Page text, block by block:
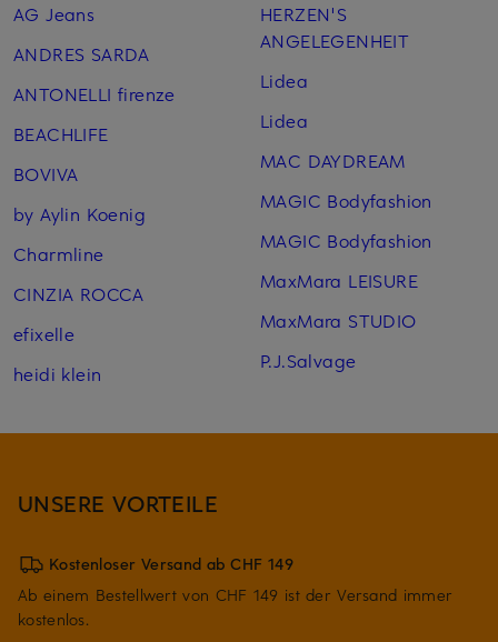
AG Jeans
ANDRES SARDA
ANTONELLI firenze
BEACHLIFE
BOVIVA
by Aylin Koenig
Charmline
CINZIA ROCCA
efixelle
heidi klein
HERZEN'S
ANGELEGENHEIT
Lidea
Lidea
MAC DAYDREAM
MAGIC Bodyfashion
MAGIC Bodyfashion
MaxMara LEISURE
MaxMara STUDIO
P.J.Salvage
UNSERE VORTEILE
Kostenloser Versand ab CHF 149
Ab einem Bestellwert von CHF 149 ist der Versand immer
kostenlos.